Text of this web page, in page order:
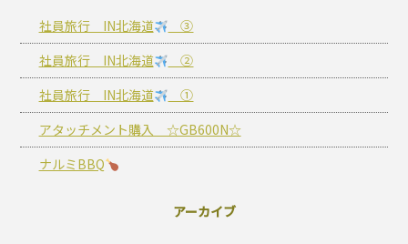
社員旅行 IN北海道
③
社員旅行 IN北海道
②
社員旅行 IN北海道
①
アタッチメント購入 ☆GB600N☆
ナルミBBQ
アーカイブ